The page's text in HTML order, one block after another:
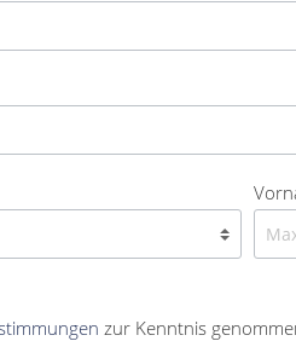
zur Kenntnis